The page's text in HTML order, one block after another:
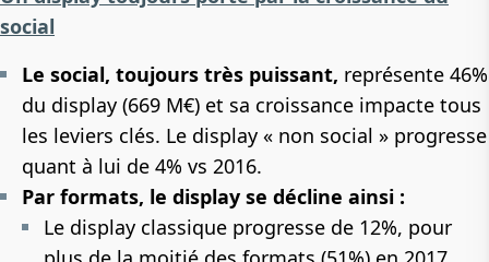
social
Le social, toujours très puissant, représente 46%
du display (669 M€) et sa croissance impacte tous
les leviers clés. Le display « non social » progresse
quant à lui de 4% vs 2016.
Par formats, le display se décline ainsi :
Le display classique progresse de 12%, pour